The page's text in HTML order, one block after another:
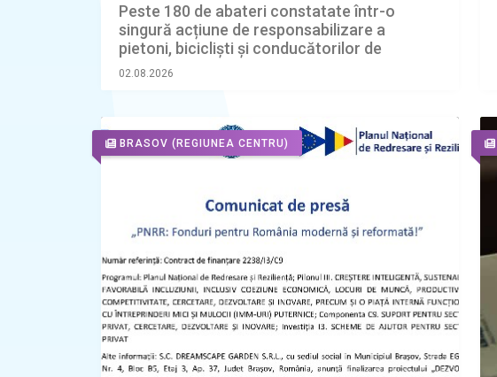
Peste 180 de abateri constatate într-o
singură acțiune de responsabilizare a
pietoni, bicicliști și conducătorilor de
trotinete electrice
02.08.2026
BRASOV (REGIUNEA CENTRU)